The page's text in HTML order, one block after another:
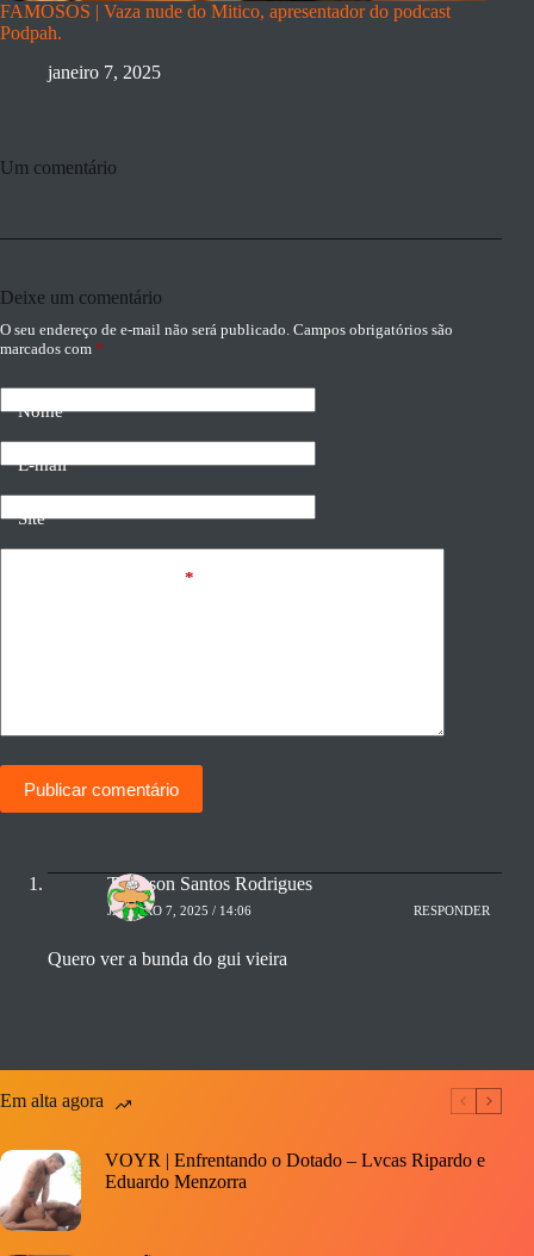
FAMOSOS | Vaza nude do Mitico, apresentador do podcast
Podpah.
janeiro 7, 2025
Um comentário
Deixe um comentário
O seu endereço de e-mail não será publicado. Campos obrigatórios são
marcados com *
Nome
E-mail
Site
*
Publicar comentário
Tairisson Santos Rodrigues
JANEIRO 7, 2025 / 14:06 RESPONDER
Quero ver a bunda do gui vieira
Em alta agora
VOYR | Enfrentando o Dotado – Lvcas Ripardo e
Eduardo Menzorra